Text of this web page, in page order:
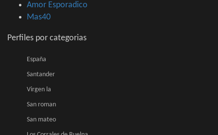
Amor Esporadico
Mas40
Perfiles por categorias
España
Santander
Virgen la
San roman
San mateo